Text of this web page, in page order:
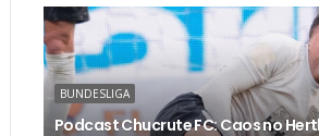
BUNDESLIGA
Podcast Chucrute FC: Caos no